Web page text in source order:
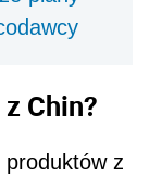
Chin?
produktów z